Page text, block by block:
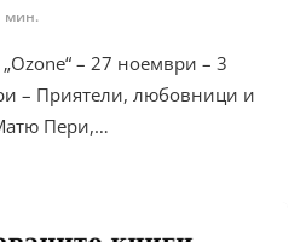
мин.
– 27 ноември – 3
– Приятели, любовници и
Пери,…